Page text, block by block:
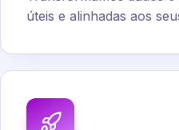
úteis e alinhadas aos